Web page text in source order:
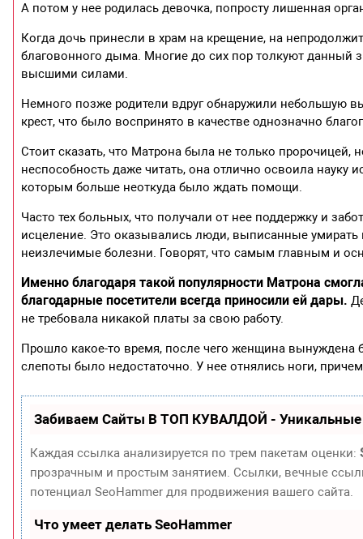
А потом у нее родилась девочка, попросту лишенная
Когда дочь принесли в храм на крещение, на
благовонного дыма. Многие до сих пор толкуют данный
высшими силами.
Немного позже родители вдруг обнаружили небольшую
крест, что было воспринято в качестве однозначно
Стоит сказать, что Матрона была не только
неспособность даже читать, она отлично освоила науку
которым больше неоткуда было ждать помощи.
Часто тех больных, что получали от нее поддержку и
исцеление. Это оказывались люди, выписанные
неизлечимые болезни. Говорят, что самым главным и
Именно благодаря такой популярности Матрона
благодарные посетители всегда приносили ей дары.
не требовала никакой платы за свою работу.
Прошло какое-то время, после чего женщина вынуждена
слепоты было недостаточно. У нее отнялись ноги,
Забиваем Сайты В ТОП КУВАЛДОЙ - Уникальные
Каждая ссылка анализируется по трем пакетам оценки:
прозрачным и простым занятием. Ссылки, вечные
потенциал SeoHammer для продвижения вашего сайта.
Что умеет делать SeoHammer